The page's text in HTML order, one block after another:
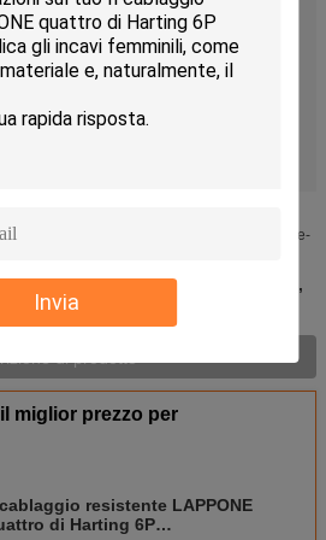
Invia
Spina, incavi femminili
6
HARTING
Bk o Esercito verde
6P 09340062602+LAPP del cablaggio
LAPPONE 7G 1.5(1119907) filo del Fine-
P8/1 dell'isolamento ...
harting,cavo di amp di tyco ,
miglior prezzo per
resistente LAPPONE
di Harting 6P